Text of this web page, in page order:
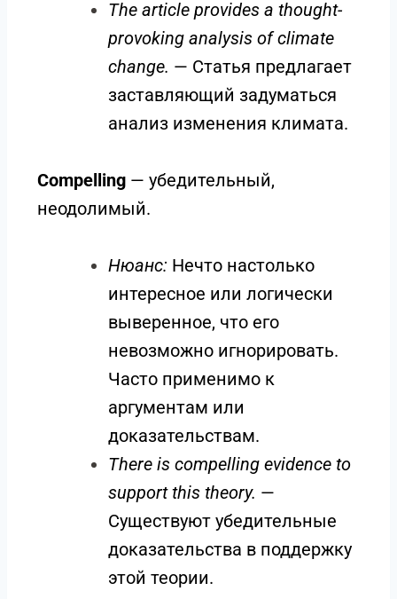
The article provides a thought-
provoking analysis of climate
change. — Статья предлагает
заставляющий задуматься
анализ изменения климата.
Compelling — убедительный,
неодолимый.
Нюанс: Нечто настолько
интересное или логически
выверенное, что его
невозможно игнорировать.
Часто применимо к
аргументам или
доказательствам.
There is compelling evidence to
support this theory. —
Существуют убедительные
доказательства в поддержку
этой теории.